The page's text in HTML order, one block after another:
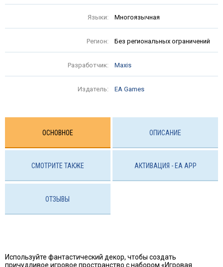
Языки: Многоязычная
Регион: Без региональных ограничений
Разработчик: Maxis
Издатель: EA Games
ОСНОВНОЕ ОПИСАНИЕ
СМОТРИТЕ ТАКЖЕ АКТИВАЦИЯ - EA APP
ОТЗЫВЫ
Используйте фантастический декор, чтобы создать
причудливое игровое пространство с набором «Игровая